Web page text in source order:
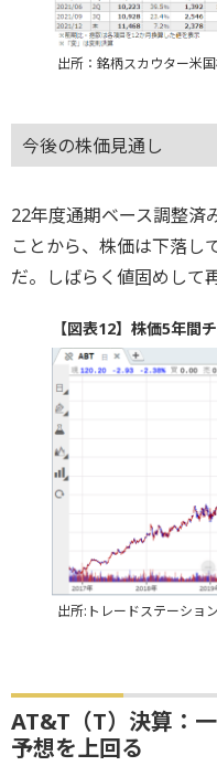
出所：銘柄スカウター米
今後の株価見通し
22年度通期ベース調整済
ことから、株価は下落し
だ。しばらく値固めして
【図表12】株価5年間
出所:トレードステーション
AT&T（T）決算：
予想を上回る